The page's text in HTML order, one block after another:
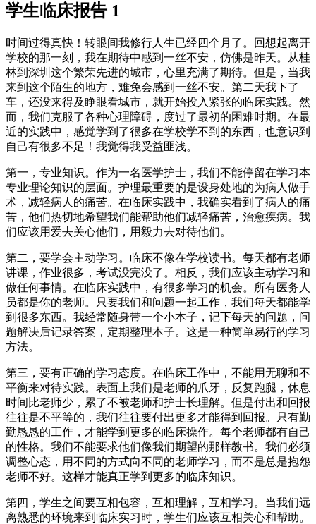
学生临床报告 1
时间过得真快！转眼间我修行人生已经四个月了。回想起离开
学校的那一刻，我在期待中感到一丝不安，仿佛是昨天。从桂
林到深圳这个繁荣先进的城市，心里充满了期待。但是，当我
来到这个陌生的地方，难免会感到一丝不安。第二天我下了
车，还没来得及睁眼看城市，就开始投入紧张的临床实践。然
而，我们克服了各种心理障碍，度过了最初的困难时期。在最
近的实践中，感觉学到了很多在学校学不到的东西，也意识到
自己有很多不足！我觉得我受益匪浅。
第一，专业知识。作为一名医学护士，我们不能停留在学习本
专业理论知识的层面。护理最重要的是设身处地的为病人做手
术，减轻病人的痛苦。在临床实践中，我确实看到了病人的痛
苦，他们热切地希望我们能帮助他们减轻痛苦，治愈疾病。我
们应该用爱去关心他们，用毅力去对待他们。
第二，要学会主动学习。临床不像在学校读书。每天都有老师
讲课，作业很多，考试没完没了。相反，我们应该主动学习和
做任何事情。在临床实践中，有很多学习的机会。所有医务人
员都是你的老师。只要我们和问题一起工作，我们每天都能学
到很多东西。我经常随身带一个小本子，记下每天的问题，问
题解决后记录答案，定期整理本子。这是一种简单易行的学习
方法。
第三，要有正确的学习态度。在临床工作中，不能用无聊和不
平衡来对待实践。表面上我们是老师的爪牙，反复跑腿，休息
时间比老师少，累了不被老师和护士长理解。但是付出和回报
往往是不平等的，我们往往要付出更多才能得到回报。只有勤
勤恳恳的工作，才能学到更多的临床操作。每个老师都有自己
的性格。我们不能要求他们像我们期望的那样教书。我们必须
调整心态，用不同的方式向不同的老师学习，而不是总是抱怨
老师不好。这样才能真正学到更多的临床知识。
第四，学生之间要互相包容，互相理解，互相学习。当我们远
离熟悉的环境来到临床实习时，学生们应该互相关心和帮助。